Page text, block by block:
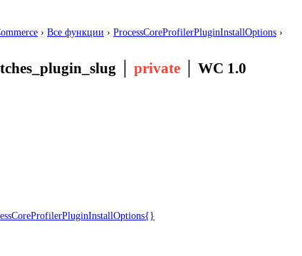
› Все функции › ProcessCoreProfilerPluginInstallOptions ›
private WC 1.0